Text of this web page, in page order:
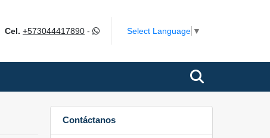
Cel. +573044417890- Select Language ▼
Contáctanos